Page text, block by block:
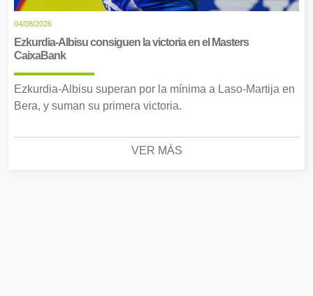
04/08/2026
Ezkurdia-Albisu consiguen la victoria en el Masters
CaixaBank
Ezkurdia-Albisu superan por la mínima a Laso-Martija en
Bera, y suman su primera victoria.
VER MÁS